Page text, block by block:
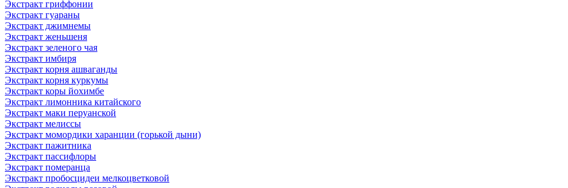
Экстракт гриффонии
Экстракт гуараны
Экстракт джимнемы
Экстракт женьшеня
Экстракт зеленого чая
Экстракт имбиря
Экстракт корня ашваганды
Экстракт корня куркумы
Экстракт коры йохимбе
Экстракт лимонника китайского
Экстракт маки перуанской
Экстракт мелиссы
Экстракт момордики харанции (горькой дыни)
Экстракт пажитника
Экстракт пассифлоры
Экстракт померанца
Экстракт пробосцидеи мелкоцветковой